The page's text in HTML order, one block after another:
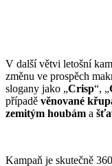
V další větvi letošní
změnu ve prospěch
slogany jako „Crisp“, „
případě věnované
zemitým houbám a
Kampaň je skutečně